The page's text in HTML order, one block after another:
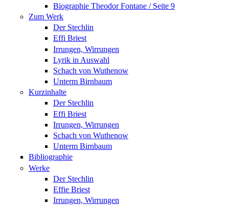
Biographie Theodor Fontane / Seite 9
Zum Werk
Der Stechlin
Effi Briest
Irrungen, Wirrungen
Lyrik in Auswahl
Schach von Wuthenow
Unterm Birnbaum
Kurzinhalte
Der Stechlin
Effi Briest
Irrungen, Wirrungen
Schach von Wuthenow
Unterm Birnbaum
Bibliographie
Werke
Der Stechlin
Effie Briest
Irrungen, Wirrungen